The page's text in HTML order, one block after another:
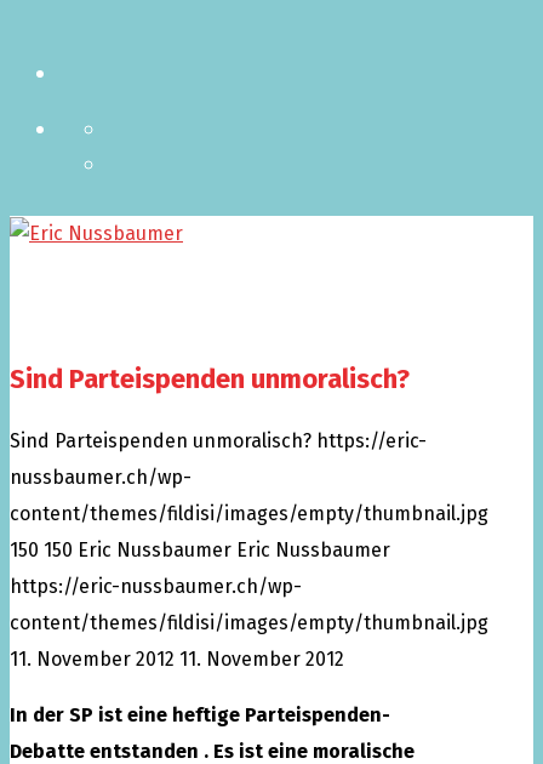
Sind Parteispenden unmoralisch?
Sind Parteispenden unmoralisch? https://eric-
nussbaumer.ch/wp-
content/themes/fildisi/images/empty/thumbnail.jpg
150 150 Eric Nussbaumer Eric Nussbaumer
https://eric-nussbaumer.ch/wp-
content/themes/fildisi/images/empty/thumbnail.jpg
11. November 2012 11. November 2012
In der SP ist eine heftige Parteispenden-
Debatte entstanden . Es ist eine moralische